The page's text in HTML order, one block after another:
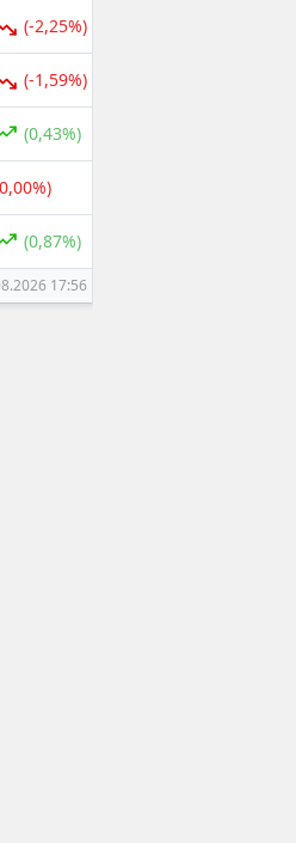
(-2,25%)
(-1,59%)
(0,43%)
(0,87%)
17:56